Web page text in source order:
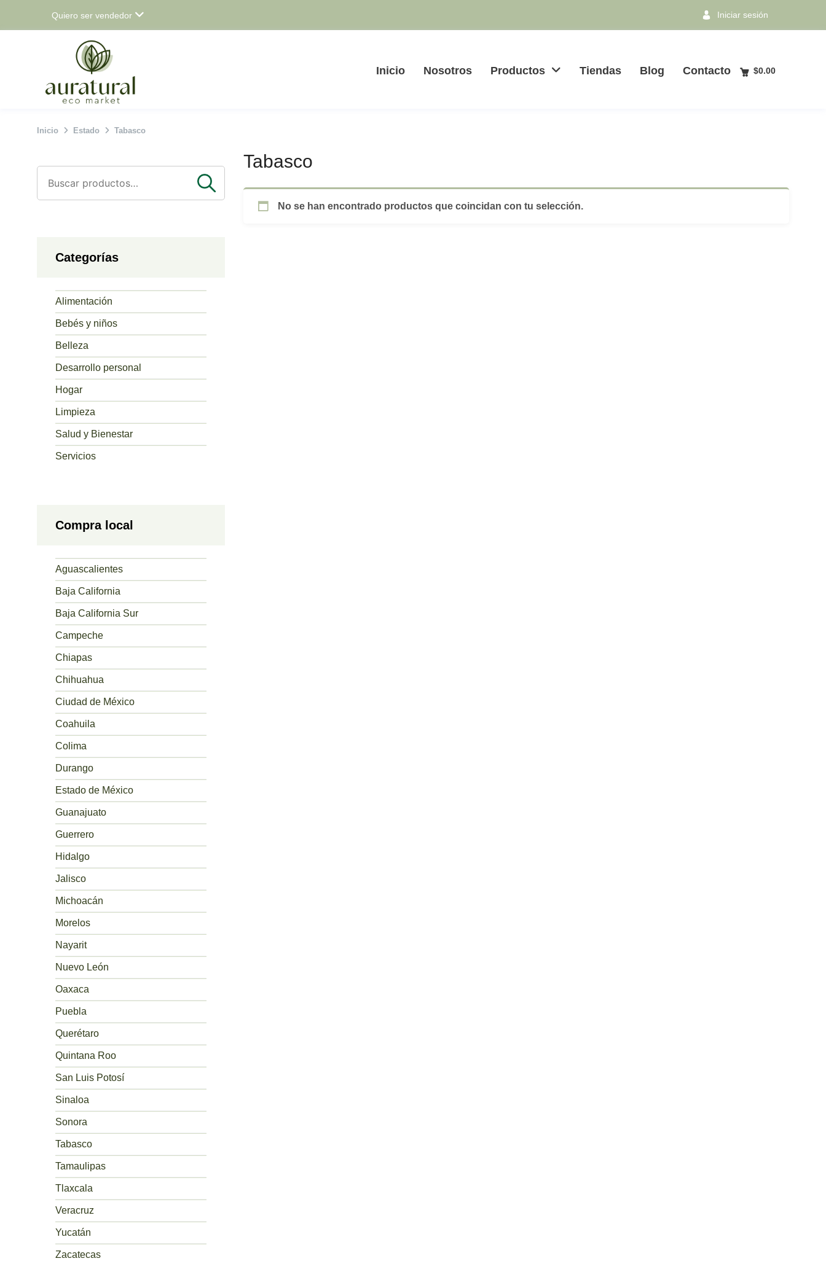
Quiero ser vendedor Iniciar sesión
Inicio Nosotros Productos Tiendas Blog Contacto $0.00
Inicio Estado Tabasco
Tabasco
No se han encontrado productos que coincidan con tu selección.
por:
Categorías
Alimentación
Bebés y niños
Belleza
Desarrollo personal
Hogar
Limpieza
Salud y Bienestar
Servicios
Compra local
Aguascalientes
Baja California
Baja California Sur
Campeche
Chiapas
Chihuahua
Ciudad de México
Coahuila
Colima
Durango
Estado de México
Guanajuato
Guerrero
Hidalgo
Jalisco
Michoacán
Morelos
Nayarit
Nuevo León
Oaxaca
Puebla
Querétaro
Quintana Roo
San Luis Potosí
Sinaloa
Sonora
Tabasco
Tamaulipas
Tlaxcala
Veracruz
Yucatán
Zacatecas